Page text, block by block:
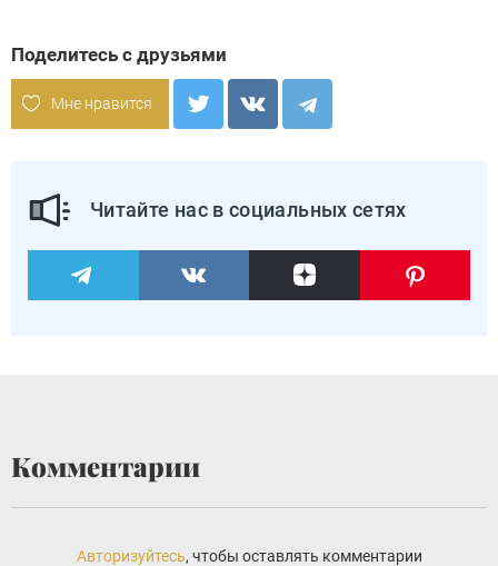
Поделитесь с друзьями
Мне нравится
Читайте нас в социальных сетях
Комментарии
Авторизуйтесь, чтобы оставлять комментарии